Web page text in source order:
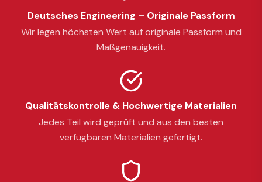
Deutsches Engineering – Originale Passform
Wir legen höchsten Wert auf originale Passform und
Maßgenauigkeit.
Qualitätskontrolle & Hochwertige Materialien
Jedes Teil wird geprüft und aus den besten
verfügbaren Materialien gefertigt.